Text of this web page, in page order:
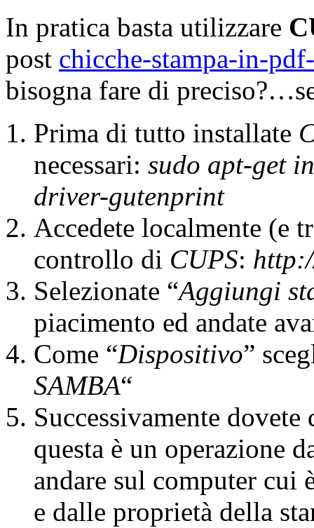
In pratica basta utilizzare
post chicche-stampa-in-
bisogna fare di
Prima di tutto installate
necessari: sudo apt-get
driver-gutenprint
Accedete localmente (e
controllo di CUPS:
Selezionate “Aggiungi
piacimento ed andate
Come “Dispositivo”
SAMBA“
Successivamente dovete
questa è un operazione
andare sul computer cui
e dalle proprietà della